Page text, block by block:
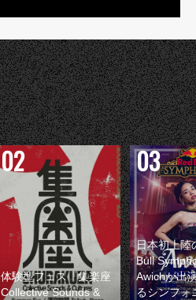
体験型フェス『集楽座
Collective Sounds &
日本初上陸
Bull
Awichが出
るシンフォ